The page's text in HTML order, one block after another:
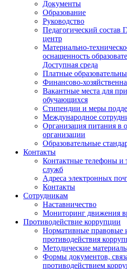
Документы
Образование
Руководство
Педагогический
центр
Материально-
оснащенность
Доступная среда
Платные
Финансово-
Вакантные места для
обучающихся
Стипендии и меры
Международное
Организация питания в
организации
Образовательные
Контакты
Контактные телефоны и
служб
Адреса электронных
Контакты
Сотрудникам
Наставничество
Мониторинг движения
Противодействие коррупции
Нормативные правовые
противодействия
Методические
Формы документов,
противодействием